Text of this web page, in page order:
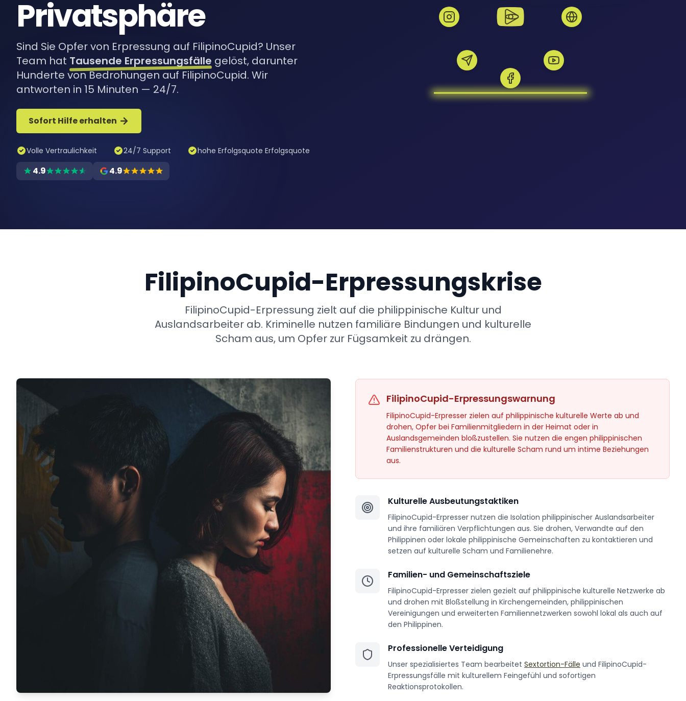
Privatsphäre
Sind Sie Opfer von Erpressung auf FilipinoCupid? Unser
Team hat Tausende Erpressungsfälle gelöst, darunter
Hunderte von Bedrohungen auf FilipinoCupid. Wir
antworten in 15 Minuten — 24/7.
Sofort Hilfe erhalten
Volle Vertraulichkeit 24/7 Support hohe Erfolgsquote Erfolgsquote
4.9 4.9
FilipinoCupid-Erpressungskrise
FilipinoCupid-Erpressung zielt auf die philippinische Kultur und
Auslandsarbeiter ab. Kriminelle nutzen familiäre Bindungen und kulturelle
Scham aus, um Opfer zur Fügsamkeit zu drängen.
FilipinoCupid-Erpressungswarnung
FilipinoCupid-Erpresser zielen auf philippinische kulturelle Werte ab und
drohen, Opfer bei Familienmitgliedern in der Heimat oder in
Auslandsgemeinden bloßzustellen. Sie nutzen die engen philippinischen
Familienstrukturen und die kulturelle Scham rund um intime Beziehungen
aus.
Kulturelle Ausbeutungstaktiken
FilipinoCupid-Erpresser nutzen die Isolation philippinischer Auslandsarbeiter
und ihre familiären Verpflichtungen aus. Sie drohen, Verwandte auf den
Philippinen oder lokale philippinische Gemeinschaften zu kontaktieren und
setzen auf kulturelle Scham und Familienehre.
Familien- und Gemeinschaftsziele
FilipinoCupid-Erpresser zielen gezielt auf philippinische kulturelle Netzwerke ab
und drohen mit Bloßstellung in Kirchengemeinden, philippinischen
Vereinigungen und erweiterten Familiennetzwerken sowohl lokal als auch auf
den Philippinen.
Professionelle Verteidigung
Unser spezialisiertes Team bearbeitet Sextortion-Fälle und FilipinoCupid-
Erpressungsfälle mit kulturellem Feingefühl und sofortigen
Reaktionsprotokollen.